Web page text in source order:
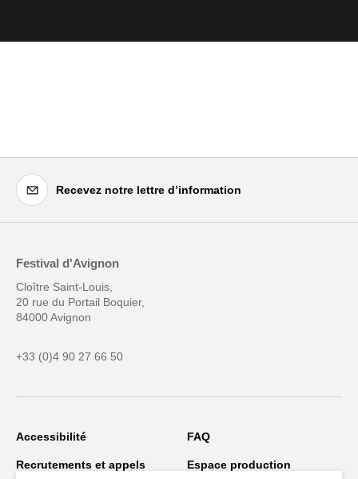
Recevez notre lettre d’information
Festival d'Avignon
Cloître Saint-Louis,
20 rue du Portail Boquier,
84000 Avignon
+33 (0)4 90 27 66 50
Accessibilité FAQ
Recrutements et appels
Espace production